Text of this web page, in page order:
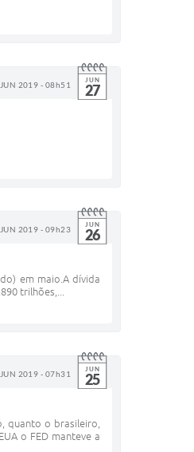
2019 - 08h51 JUN
27
2019 - 09h23 JUN
26
em maio.A dívida
trilhões,...
2019 - 07h31 JUN
25
quanto o brasileiro,
o FED manteve a